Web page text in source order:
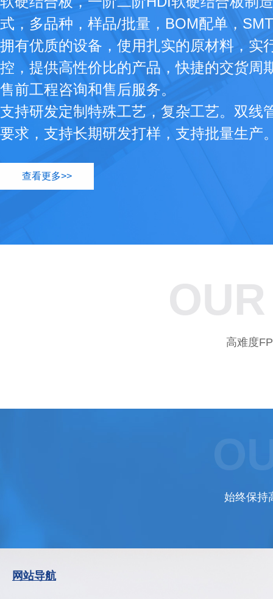
式，多品种，样品/批量，BOM配单，
拥有优质的设备，使用扎实的原材料，实
控，提供高性价比的产品，快捷的交货周
售前工程咨询和售后服务。
支持研发定制特殊工艺，复杂工艺。双线
要求，支持长期研发打样，支持批量生产
查看更多>>
高难度
始终保持
网站导航